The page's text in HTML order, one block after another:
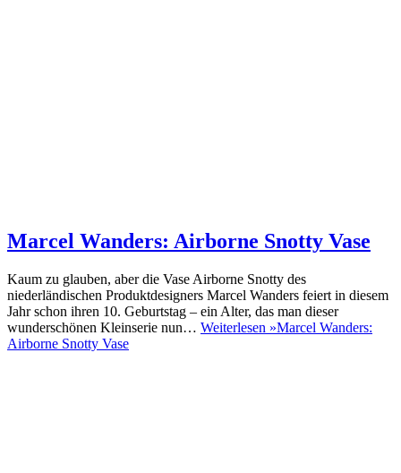
Marcel Wanders: Airborne Snotty Vase
Kaum zu glauben, aber die Vase Airborne Snotty des
niederländischen Produktdesigners Marcel Wanders feiert in diesem
Jahr schon ihren 10. Geburtstag – ein Alter, das man dieser
wunderschönen Kleinserie nun… Weiterlesen »Marcel Wanders:
Airborne Snotty Vase